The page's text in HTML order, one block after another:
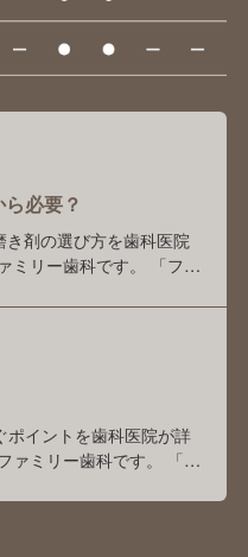
必要？
剤の選び方を歯科医院
ミリー歯科です。 「フッ
宅でもフッ素入り歯磨
？」 「歯磨き剤の種類
りません」 このような
た …
ポイントを歯科医院が詳
ァミリー歯科です。 「毎